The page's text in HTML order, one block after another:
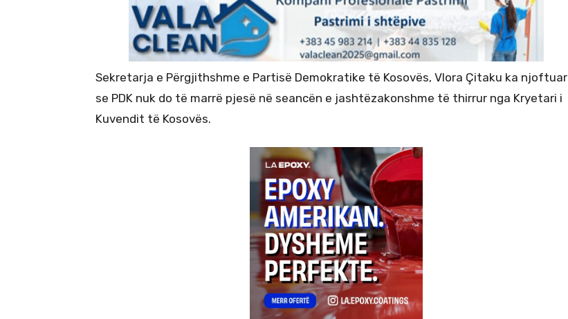
Sekretarja e Përgjithshme e Partisë Demokratike të Kosovës, Vlora Çitaku ka njoftuar
se PDK nuk do të marrë pjesë në seancën e jashtëzakonshme të thirrur nga Kryetari i
Kuvendit të Kosovës.